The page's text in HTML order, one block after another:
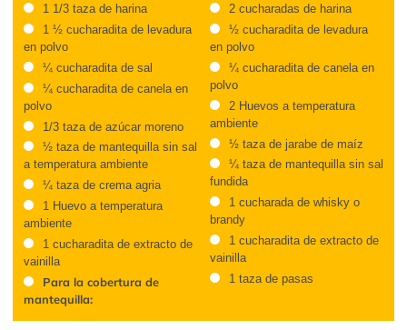
1 1/3 taza de harina
1 ½ cucharadita de levadura
en polvo
¼ cucharadita de sal
¼ cucharadita de canela en
polvo
1/3 taza de azúcar moreno
½ taza de mantequilla sin sal
a temperatura ambiente
¼ taza de crema agria
1 Huevo a temperatura
ambiente
1 cucharadita de extracto de
vainilla
Para la cobertura de
mantequilla:
2 cucharadas de harina
½ cucharadita de levadura
en polvo
¼ cucharadita de canela en
polvo
2 Huevos a temperatura
ambiente
½ taza de jarabe de maíz
¼ taza de mantequilla sin sal
fundida
1 cucharada de whisky o
brandy
1 cucharadita de extracto de
vainilla
1 taza de pasas